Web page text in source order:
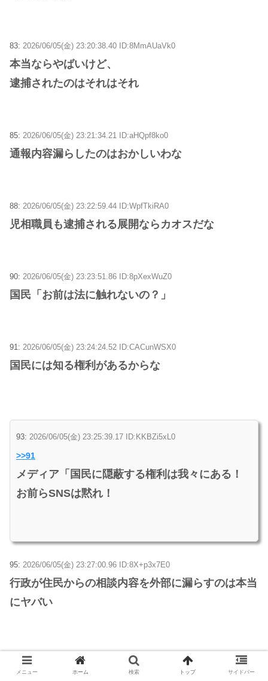
83: 2026/06/05(金) 23:20:38.40 ID:8MmAUaVk0
本当ならやばいけど、
逮捕されたのはそれはそれ
85: 2026/06/05(金) 23:21:34.21 ID:aHQpf8ko0
通報内容漏らしたのはおかしいわな
88: 2026/06/05(金) 23:22:59.44 ID:WpfTkiRA0
児相職員も逮捕される展開ならカオスだな
90: 2026/06/05(金) 23:23:51.86 ID:8pXexWuZ0
国民「お前は法に触れないの？」
91: 2026/06/05(金) 23:24:24.52 ID:CACunWSX0
国民には知る権利があるからな
93: 2026/06/05(金) 23:25:39.17 ID:KKBZi5xL0
>>91
メディア「国民に隠蔽する権利は我々にある！
お前らSNSは黙れ！
95: 2026/06/05(金) 23:27:00.96 ID:8X+p3x7E0
行政が住民からの相談内容を外部に漏らすのは本当
にヤバい
https://hayabusa9.5ch.io/test/read.cgi/mnewsplus/1780666974/
メニュー ホーム 検索 トップ サイドバー